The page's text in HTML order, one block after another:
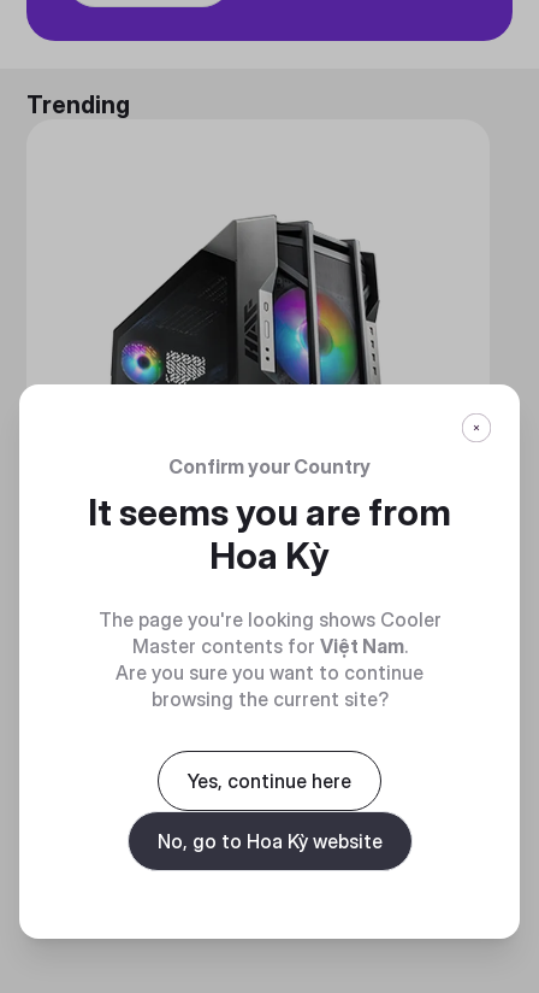
Trending
HAF 700
Discover
Confirm your Country
It seems you are from
Hoa Kỳ
The page you're looking shows Cooler
Master contents for Việt Nam.
Are you sure you want to continue
browsing the current site?
Yes, continue here
No, go to Hoa Kỳ website